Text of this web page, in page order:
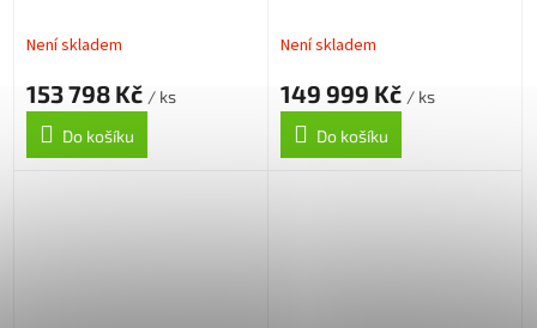
Není skladem
153 798 Kč / ks
Do košíku
Není skladem
149 999 Kč / ks
Do košíku